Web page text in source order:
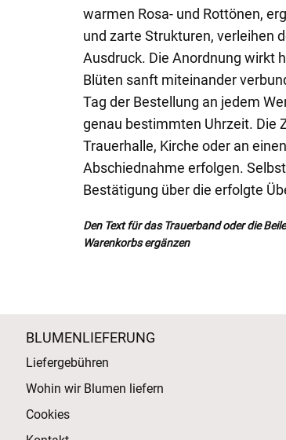
warmen Rosa- und Rottönen,
und zarte Strukturen, verleihen
Ausdruck. Die Anordnung wirkt
Blüten sanft miteinander
Tag der Bestellung an jedem
genau bestimmten Uhrzeit. Die
Trauerhalle, Kirche oder an
Abschiednahme erfolgen.
Bestätigung über die erfolgte
Den Text für das Trauerband oder die
Warenkorbs ergänzen
BLUMENLIEFERUNG
Liefergebühren
Wohin wir Blumen liefern
Cookies